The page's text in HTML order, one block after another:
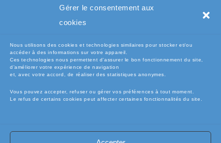
Gérer le consentement aux
cookies
Nous utilisons des cookies et technologies similaires pour stocker et/ou
accéder à des informations sur votre appareil.
Ces technologies nous permettent d’assurer le bon fonctionnement du site,
d’améliorer votre expérience de navigation
et, avec votre accord, de réaliser des statistiques anonymes.
Vous pouvez accepter, refuser ou gérer vos préférences à tout moment.
Le refus de certains cookies peut affecter certaines fonctionnalités du site.